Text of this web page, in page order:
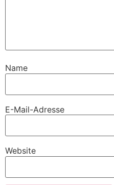
Name
E-Mail-Adresse
Website